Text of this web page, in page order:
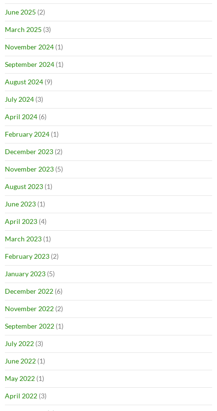
June 2025 (2)
March 2025 (3)
November 2024 (1)
September 2024 (1)
August 2024 (9)
July 2024 (3)
April 2024 (6)
February 2024 (1)
December 2023 (2)
November 2023 (5)
August 2023 (1)
June 2023 (1)
April 2023 (4)
March 2023 (1)
February 2023 (2)
January 2023 (5)
December 2022 (6)
November 2022 (2)
September 2022 (1)
July 2022 (3)
June 2022 (1)
May 2022 (1)
April 2022 (3)